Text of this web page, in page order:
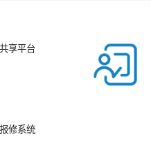
享平台
修系统